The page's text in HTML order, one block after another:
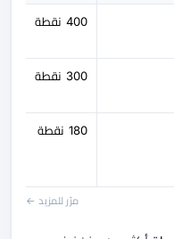
400 نقطة
300 نقطة
180 نقطة
مرّر للمزيد ←